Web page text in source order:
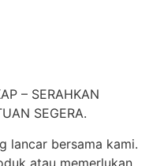
– SERAHKAN
SEGERA.
lancar bersama kami.
atau memerlukan